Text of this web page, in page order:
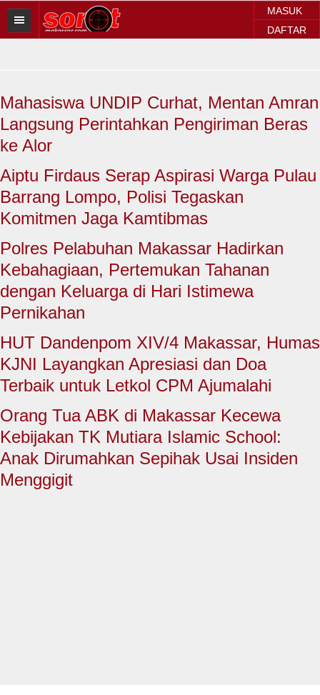
MASUK
DAFTAR
Sorot Makassar
Sorot Regional
Sorot Nasional
EKONOMI
TNI & POLRI
CONTACT US
Mahasiswa UNDIP Curhat, Mentan Amran
Langsung Perintahkan Pengiriman Beras
ke Alor
Aiptu Firdaus Serap Aspirasi Warga Pulau
Barrang Lompo, Polisi Tegaskan
Komitmen Jaga Kamtibmas
Polres Pelabuhan Makassar Hadirkan
Kebahagiaan, Pertemukan Tahanan
dengan Keluarga di Hari Istimewa
Pernikahan
HUT Dandenpom XIV/4 Makassar, Humas
KJNI Layangkan Apresiasi dan Doa
Terbaik untuk Letkol CPM Ajumalahi
Orang Tua ABK di Makassar Kecewa
Kebijakan TK Mutiara Islamic School:
Anak Dirumahkan Sepihak Usai Insiden
Menggigit